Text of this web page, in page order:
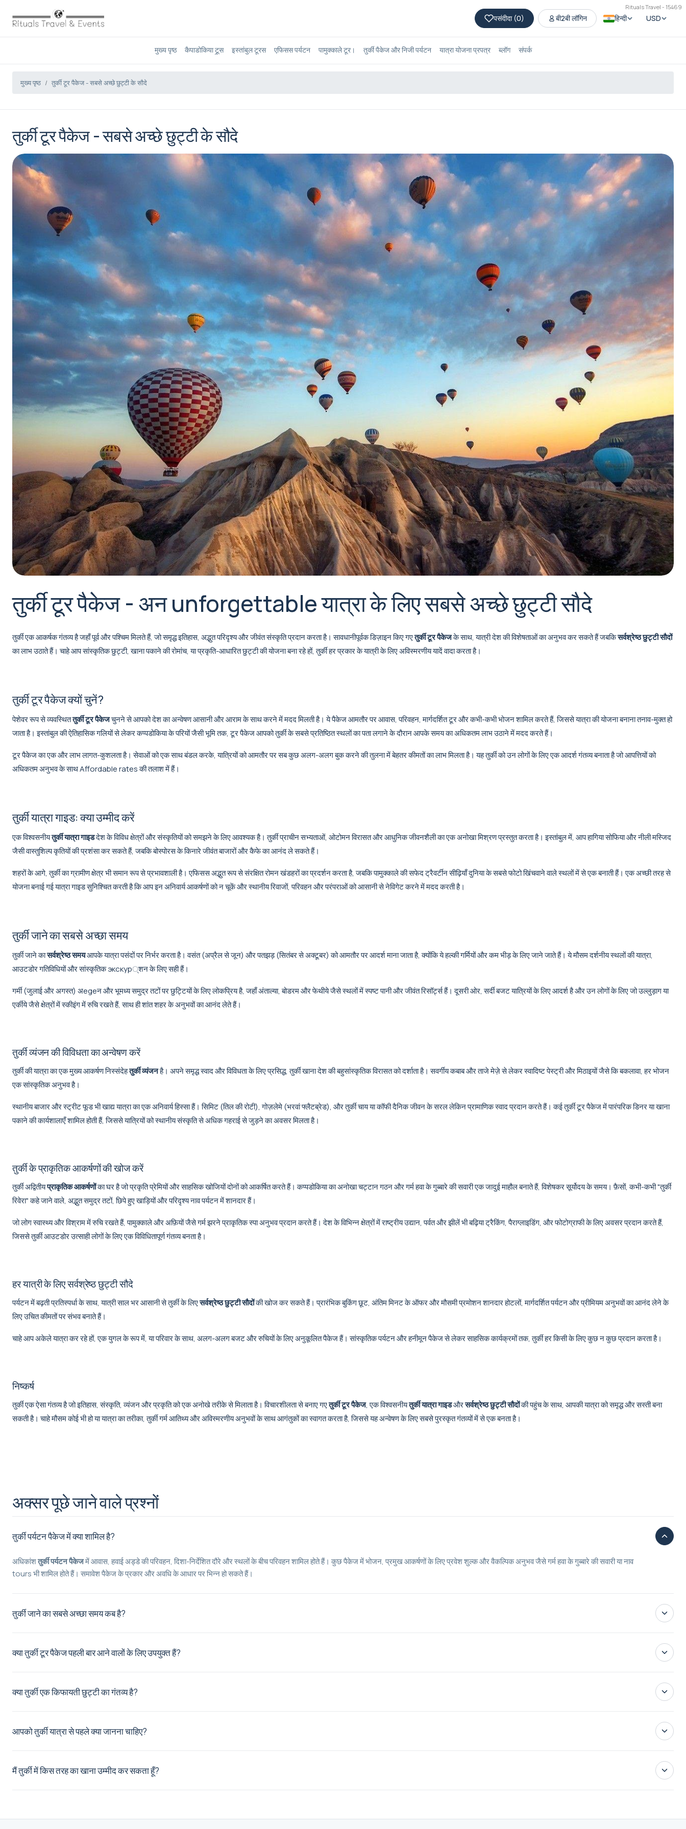
Rituals Travel - 15469
पसंदीदा (0) बी2बी लॉगिन हिन्दी USD
मुख्य पृष्ठ कैपाडोकिया टूर्‍स इस्तांबुल टूरस एफिसस पर्यटन पामुक्काले टूर। तुर्की पैकेज और निजी पर्यटन यात्रा योजना प्रपत्र ब्लॉग संपर्क
मुख्य पृष्ठ तुर्की टूर पैकेज - सबसे अच्छे छुट्टी के सौदे
तुर्की टूर पैकेज - सबसे अच्छे छुट्टी के सौदे
तुर्की टूर पैकेज - अन unforgettable यात्रा के लिए सबसे अच्छे छुट्टी सौदे
तुर्की एक आकर्षक गंतव्य है जहाँ पूर्व और पश्चिम मिलते हैं, जो समृद्ध इतिहास, अद्भुत परिदृश्य और जीवंत संस्कृति प्रदान करता है। सावधानीपूर्वक डिज़ाइन किए गएतुर्की टूर पैकेजके साथ, यात्री देश की विशेषताओं का अनुभव कर सकते हैं जबकिसर्वश्रेष्ठ छुट्टी सौदों
का लाभ उठाते हैं। चाहे आप सांस्कृतिक छुट्टी, खाना पकाने की रोमांच, या प्रकृति-आधारित छुट्टी की योजना बना रहे हों, तुर्की हर प्रकार के यात्री के लिए अविस्मरणीय यादें वादा करता है।
तुर्की टूर पैकेज क्यों चुनें?
पेशेवर रूप से व्यवस्थिततुर्की टूर पैकेजचुनने से आपको देश का अन्वेषण आसानी और आराम के साथ करने में मदद मिलती है। ये पैकेज आमतौर पर आवास, परिवहन, मार्गदर्शित टूर और कभी-कभी भोजन शामिल करते हैं, जिससे यात्रा की योजना बनाना तनाव-मुक्त हो
जाता है। इस्तांबुल की ऐतिहासिक गलियों से लेकर कप्पडोकिया के परियों जैसी भूमि तक, टूर पैकेज आपको तुर्की के सबसे प्रतिष्ठित स्थलों का पता लगाने के दौरान आपके समय का अधिकतम लाभ उठाने में मदद करते हैं।
टूर पैकेज का एक और लाभ लागत-कुशलता है। सेवाओं को एक साथ बंडल करके, यात्रियों को आमतौर पर सब कुछ अलग-अलग बुक करने की तुलना में बेहतर कीमतों का लाभ मिलता है। यह तुर्की को उन लोगों के लिए एक आदर्श गंतव्य बनाता है जो आपत्तियों को
अधिकतम अनुभव के साथ Affordable rates की तलाश में हैं।
तुर्की यात्रा गाइड: क्या उम्मीद करें
एक विश्वसनीयतुर्की यात्रा गाइडदेश के विविध क्षेत्रों और संस्कृतियों को समझने के लिए आवश्यक है। तुर्की प्राचीन सभ्यताओं, ओटोमन विरासत और आधुनिक जीवनशैली का एक अनोखा मिश्रण प्रस्तुत करता है। इस्तांबुल में, आप हागिया सोफिया और नीली मस्जिद
जैसी वास्तुशिल्प कृतियों की प्रशंसा कर सकते हैं, जबकि बोस्पोरस के किनारे जीवंत बाजारों और कैफे का आनंद ले सकते हैं।
शहरों के आगे, तुर्की का ग्रामीण क्षेत्र भी समान रूप से प्रभावशाली है। एफिसस अद्भुत रूप से संरक्षित रोमन खंडहरों का प्रदर्शन करता है, जबकि पामुक्काले की सफेद ट्रैवर्टीन सीढ़ियाँ दुनिया के सबसे फोटो खिंचवाने वाले स्थलों में से एक बनाती हैं। एक अच्छी तरह से
योजना बनाई गई यात्रा गाइड सुनिश्चित करती है कि आप इन अनिवार्य आकर्षणों को न चूकें और स्थानीय रिवाजों, परिवहन और परंपराओं को आसानी से नेविगेट करने में मदद करती है।
तुर्की जाने का सबसे अच्छा समय
तुर्की जाने कासर्वश्रेष्ठ समयआपके यात्रा पसंदों पर निर्भर करता है। वसंत (अप्रैल से जून) और पतझड़ (सितंबर से अक्टूबर) को आमतौर पर आदर्श माना जाता है, क्योंकि ये हल्की गर्मियों और कम भीड़ के लिए जाने जाते हैं। ये मौसम दर्शनीय स्थलों की यात्रा,
आउटडोर गतिविधियों और सांस्कृतिक экскур्शन के लिए सही हैं।
गर्मी (जुलाई और अगस्त) अegeन और भूमध्य समुद्र तटों पर छुट्टियों के लिए लोकप्रिय है, जहाँ अंताल्या, बोडरम और फेथीये जैसे स्थलों में स्पष्ट पानी और जीवंत रिसॉर्ट्स हैं। दूसरी ओर, सर्दी बजट यात्रियों के लिए आदर्श है और उन लोगों के लिए जो उल्लुड़ाग या
एर्कीये जैसे क्षेत्रों में स्कीइंग में रुचि रखते हैं, साथ ही शांत शहर के अनुभवों का आनंद लेते हैं।
तुर्की व्यंजन की विविधता का अन्वेषण करें
तुर्की की यात्रा का एक मुख्य आकर्षण निस्संदेहतुर्की व्यंजनहै। अपने समृद्ध स्वाद और विविधता के लिए प्रसिद्ध, तुर्की खाना देश की बहुसांस्कृतिक विरासत को दर्शाता है। सवर्गीय कबाब और ताजे मेज़े से लेकर स्वादिष्ट पेस्ट्री और मिठाइयों जैसे कि बकलावा, हर भोजन
एक सांस्कृतिक अनुभव है।
स्थानीय बाजार और स्ट्रीट फूड भी खाद्य यात्रा का एक अनिवार्य हिस्सा हैं। सिमिट (तिल की रोटी), गोज़लेमे (भरवां फ्लैटब्रेड), और तुर्की चाय या कॉफी दैनिक जीवन के सरल लेकिन प्रामाणिक स्वाद प्रदान करते हैं। कई तुर्की टूर पैकेज में पारंपरिक डिनर या खाना
पकाने की कार्यशालाएँ शामिल होती हैं, जिससे यात्रियों को स्थानीय संस्कृति से अधिक गहराई से जुड़ने का अवसर मिलता है।
तुर्की के प्राकृतिक आकर्षणों की खोज करें
तुर्की अद्वितीयप्राकृतिक आकर्षणोंका घर है जो प्रकृति प्रेमियों और साहसिक खोजियों दोनों को आकर्षित करते हैं। कप्पडोकिया का अनोखा चट्टान गठन और गर्म हवा के गुब्बारे की सवारी एक जादुई माहौल बनाते हैं, विशेषकर सूर्योदय के समय। फ़ैसों, कभी-कभी "तुर्की
रिवेरा" कहे जाने वाले, अद्भुत समुद्र तटों, छिपे हुए खाड़ियों और परिदृश्य नाव पर्यटन में शानदार हैं।
जो लोग स्वास्थ्य और विश्राम में रुचि रखते हैं, पामुक्काले और अफ़ियों जैसे गर्म झरने प्राकृतिक स्पा अनुभव प्रदान करते हैं। देश के विभिन्न क्षेत्रों में राष्ट्रीय उद्यान, पर्वत और झीलें भी बढ़िया ट्रैकिंग, पैराग्लाइडिंग, और फोटोग्राफी के लिए अवसर प्रदान करते हैं,
जिससे तुर्की आउटडोर उत्साही लोगों के लिए एक विविधितापूर्ण गंतव्य बनता है।
हर यात्री के लिए सर्वश्रेष्ठ छुट्टी सौदे
पर्यटन में बढ़ती प्रतिस्पर्धा के साथ, यात्री साल भर आसानी से तुर्की के लिएसर्वश्रेष्ठ छुट्टी सौदोंकी खोज कर सकते हैं। प्रारंभिक बुकिंग छूट, अंतिम मिनट के ऑफर और मौसमी प्रमोशन शानदार होटलों, मार्गदर्शित पर्यटन और प्रीमियम अनुभवों का आनंद लेने के
लिए उचित कीमतों पर संभव बनाते हैं।
चाहे आप अकेले यात्रा कर रहे हों, एक युगल के रूप में, या परिवार के साथ, अलग-अलग बजट और रुचियों के लिए अनुकूलित पैकेज हैं। सांस्कृतिक पर्यटन और हनीमून पैकेज से लेकर साहसिक कार्यक्रमों तक, तुर्की हर किसी के लिए कुछ न कुछ प्रदान करता है।
निष्कर्ष
तुर्की एक ऐसा गंतव्य है जो इतिहास, संस्कृति, व्यंजन और प्रकृति को एक अनोखे तरीके से मिलाता है। विचारशीलता से बनाए गएतुर्की टूर पैकेज, एक विश्वसनीयतुर्की यात्रा गाइडऔरसर्वश्रेष्ठ छुट्टी सौदोंकी पहुंच के साथ, आपकी यात्रा को समृद्ध और सस्ती बना
सकती है। चाहे मौसम कोई भी हो या यात्रा का तरीका, तुर्की गर्म आतिथ्य और अविस्मरणीय अनुभवों के साथ आगंतुकों का स्वागत करता है, जिससे यह अन्वेषण के लिए सबसे पुरस्कृत गंतव्यों में से एक बनता है।
अक्सर पूछे जाने वाले प्रश्नों
तुर्की पर्यटन पैकेज में क्या शामिल है?
अधिकांशतुर्की पर्यटन पैकेजमें आवास, हवाई अड्डे की परिवहन, दिशा-निर्देशित दौरे और स्थलों के बीच परिवहन शामिल होते हैं। कुछ पैकेज में भोजन, प्रमुख आकर्षणों के लिए प्रवेश शुल्क और वैकल्पिक अनुभव जैसे गर्म हवा के गुब्बारे की सवारी या नाव
tours भी शामिल होते हैं। समावेश पैकेज के प्रकार और अवधि के आधार पर भिन्न हो सकते हैं।
तुर्की जाने का सबसे अच्छा समय कब है?
क्या तुर्की टूर पैकेज पहली बार आने वालों के लिए उपयुक्त हैं?
क्या तुर्की एक किफायती छुट्टी का गंतव्य है?
आपको तुर्की यात्रा से पहले क्या जानना चाहिए?
मैं तुर्की में किस तरह का खाना उम्मीद कर सकता हूँ?